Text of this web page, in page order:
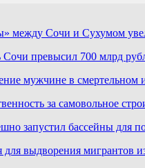
между Сочи и Сухумом
превысил 700 млрд
мужчине в смертельном
за самовольное
запустил бассейны для
выдворения мигрантов